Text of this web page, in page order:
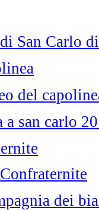
San Carlo
del
a san carlo
dei